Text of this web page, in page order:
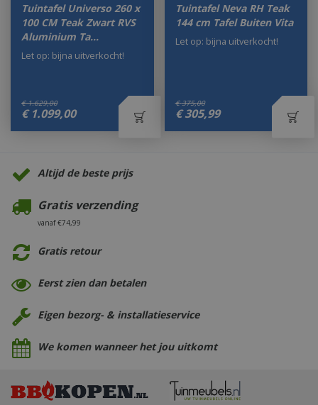
Tuintafel Universo 260 x
100 CM Teak Zwart RVS
Aluminium Ta…
€ 1.629,00
€ 1.099,00
Let op: bijna uitverkocht!
Tuintafel Neva RH Teak
144 cm Tafel Buiten Vita
€ 375,00
€ 305,99
Let op: bijna uitverkocht!
Altijd de beste prijs
Gratis verzending
vanaf €74,99
Gratis retour
Eerst zien dan betalen
Eigen bezorg- & installatieservice
We komen wanneer het jou uitkomt